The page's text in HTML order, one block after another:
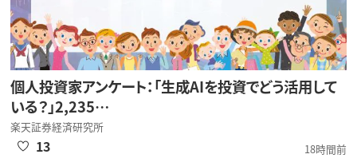
個人投資家アンケート：「生成AIを投資でどう活用して
いる？」2,235…
楽天証券経済研究所
18時間前
13